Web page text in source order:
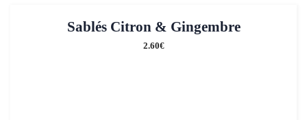
Sablés Citron & Gingembre
2.60€